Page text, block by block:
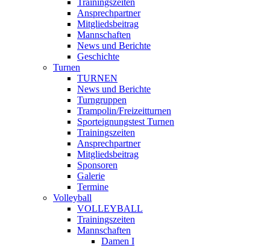
Trainingszeiten
Ansprechpartner
Mitgliedsbeitrag
Mannschaften
News und Berichte
Geschichte
Turnen
TURNEN
News und Berichte
Turngruppen
Trampolin/Freizeitturnen
Sporteignungstest Turnen
Trainingszeiten
Ansprechpartner
Mitgliedsbeitrag
Sponsoren
Galerie
Termine
Volleyball
VOLLEYBALL
Trainingszeiten
Mannschaften
Damen I